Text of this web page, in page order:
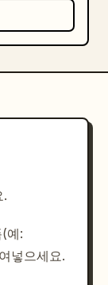
.
예:
넣으세요.